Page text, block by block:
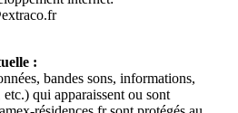
:
bandes sons, informations,
qui apparaissent ou sont